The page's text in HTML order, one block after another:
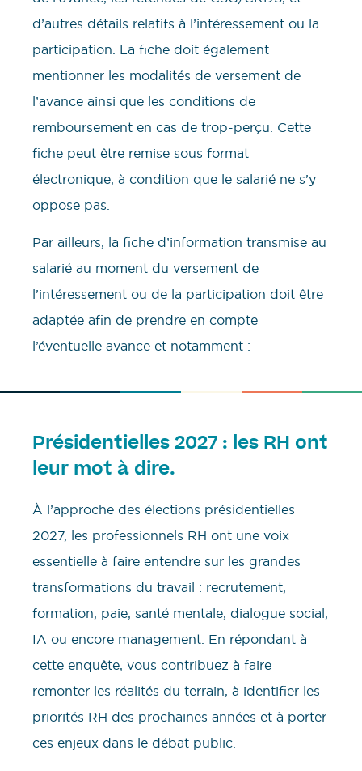
d’autres détails relatifs à l’intéressement ou la
participation. La fiche doit également
mentionner les modalités de versement de
l’avance ainsi que les conditions de
remboursement en cas de trop-perçu. Cette
fiche peut être remise sous format
électronique, à condition que le salarié ne s’y
oppose pas.
Par ailleurs, la fiche d’information transmise au
salarié au moment du versement de
l’intéressement ou de la participation doit être
adaptée afin de prendre en compte
l’éventuelle avance et notamment :
Présidentielles 2027 : les RH ont
leur mot à dire.
À l’approche des élections présidentielles
2027, les professionnels RH ont une voix
essentielle à faire entendre sur les grandes
transformations du travail : recrutement,
formation, paie, santé mentale, dialogue social,
IA ou encore management. En répondant à
cette enquête, vous contribuez à faire
remonter les réalités du terrain, à identifier les
priorités RH des prochaines années et à porter
ces enjeux dans le débat public.